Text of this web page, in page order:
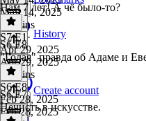
History
Create account
May 14, 2025
59 mins
Нам 7 лет! А чё было-то?
S7 E1 ·
Apr 29, 2025
Apr 29, 2025
29 mins
S6 E8
"Голая" правда об Адаме и
S6 E8·
Feb 28, 2025
Feb 28, 2025
S6 E7
Нечисть в искусстве.